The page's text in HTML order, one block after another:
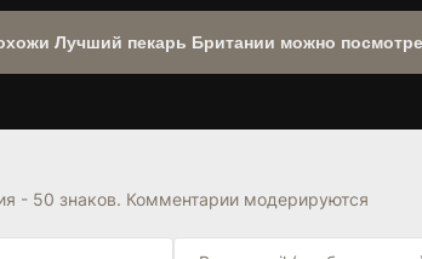
British Baking Show". При наличии
Лучший пекарь Британии можно
- 50 знаков. Комментарии модерируются